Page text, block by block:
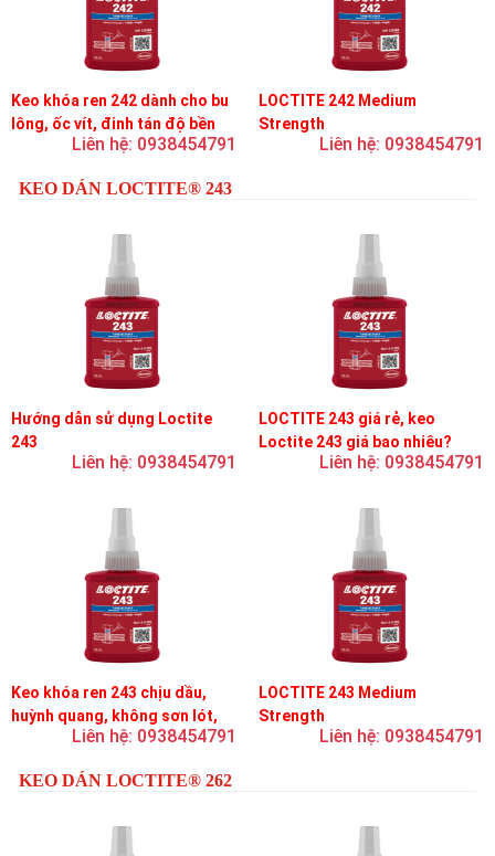
Keo khóa ren 242 dành cho bu
lông, ốc vít, đinh tán độ bền
trung bình, độ nhớt trung bình
Liên hệ: 0938454791
LOCTITE 242 Medium
Strength
Liên hệ: 0938454791
KEO DÁN LOCTITE® 243
Hướng dẫn sử dụng Loctite
243
Liên hệ: 0938454791
LOCTITE 243 giá rẻ, keo
Loctite 243 giá bao nhiêu?
Liên hệ: 0938454791
Keo khóa ren 243 chịu dầu,
huỳnh quang, không sơn lót,
dễ tháo rời, độ bền trung bình
Liên hệ: 0938454791
LOCTITE 243 Medium
Strength
Liên hệ: 0938454791
KEO DÁN LOCTITE® 262